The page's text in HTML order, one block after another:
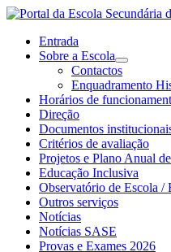
Entrada
Sobre a Escola
Contactos
Enquadramento
Horários de
Direção
Documentos
Critérios de avaliação
Projetos e Plano Anual
Educação Inclusiva
Observatório de Escola /
Outros serviços
Notícias
Notícias SASE
Provas e Exames 2026